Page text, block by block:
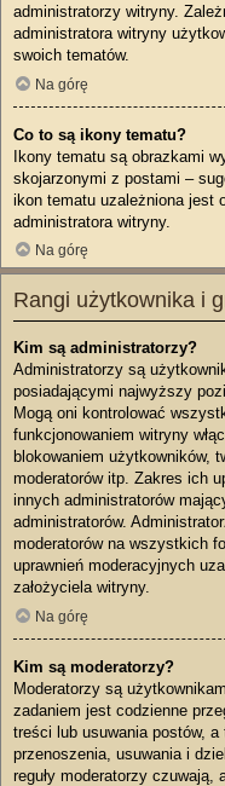
administratorzy witryny.
administratora witryny
swoich tematów.
Na górę
Co to są ikony tematu?
Ikony tematu są obrazkami
skojarzonymi z postami –
ikon tematu uzależniona jest
administratora witryny.
Na górę
Rangi użytkownika i
Kim są administratorzy?
Administratorzy są
posiadającymi najwyższy
Mogą oni kontrolować
funkcjonowaniem witryny
blokowaniem użytkowników,
moderatorów itp. Zakres ich
innych administratorów
administratorów.
moderatorów na wszystkich
uprawnień moderacyjnych
założyciela witryny.
Na górę
Kim są moderatorzy?
Moderatorzy są
zadaniem jest codzienne
treści lub usuwania postów, a
przenoszenia, usuwania i
reguły moderatorzy